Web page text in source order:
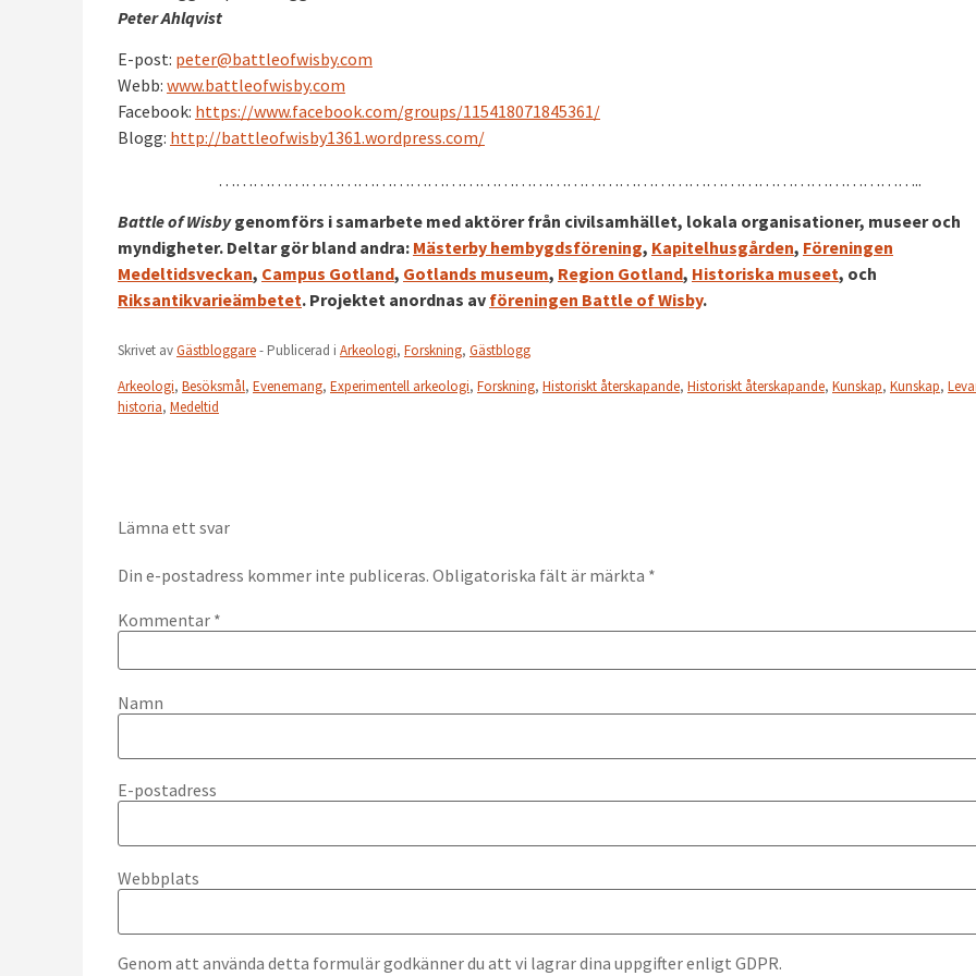
Peter Ahlqvist
E-post: peter@battleofwisby.com
Webb: www.battleofwisby.com
Facebook: https://www.facebook.com/groups/115418071845361/
Blogg: http://battleofwisby1361.wordpress.com/
…………………………………………………………………………………………………………..
Battle of Wisbygenomförs i samarbete med aktörer från civilsamhället, lokala organisationer, museer och
myndigheter. Deltar gör bland andra: Mästerby hembygdsförening, Kapitelhusgården, Föreningen
Medeltidsveckan, Campus Gotland, Gotlands museum, Region Gotland, Historiska museet, och
Riksantikvarieämbetet. Projektet anordnas av föreningen Battle of Wisby.
Skrivet avGästbloggare- Publicerad i Arkeologi, Forskning, Gästblogg
Arkeologi, Besöksmål, Evenemang, Experimentell arkeologi, Forskning, Historiskt återskapande, Historiskt återskapande, Kunskap, Kunskap,
historia, Medeltid
Lämna ett svar
Din e-postadress kommer inte publiceras. Obligatoriska fält är märkta *
Kommentar *
Namn
E-postadress
Webbplats
Genom att använda detta formulär godkänner du att vi lagrar dina uppgifter enligt GDPR.